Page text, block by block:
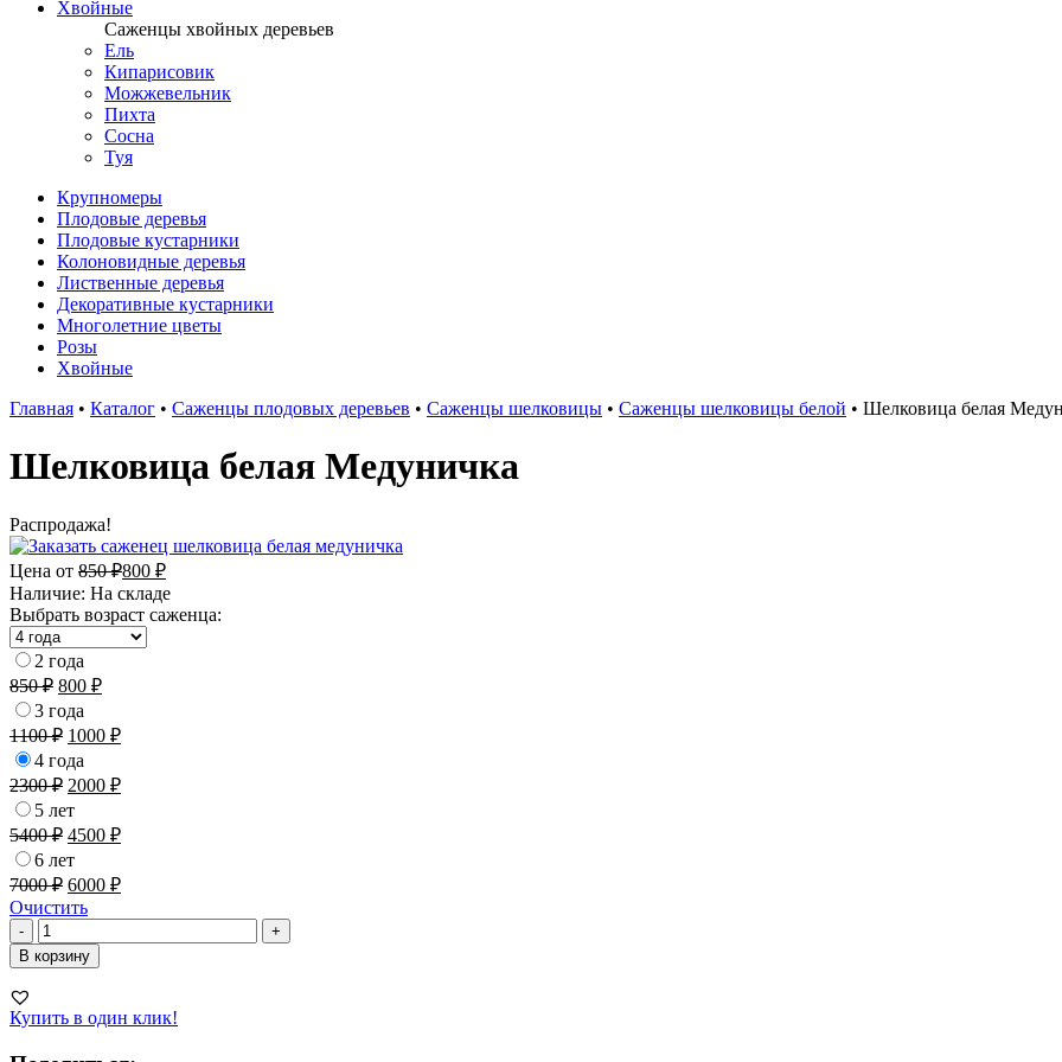
Хвойные
Саженцы хвойных деревьев
Ель
Кипарисовик
Можжевельник
Пихта
Сосна
Туя
Крупномеры
Плодовые деревья
Плодовые кустарники
Колоновидные деревья
Лиственные деревья
Декоративные кустарники
Многолетние цветы
Розы
Хвойные
Главная • Каталог • Саженцы плодовых деревьев • Саженцы шелковицы • Саженцы шелковицы белой • Шелковица белая
Шелковица белая Медуничка
Распродажа!
Цена от 850₽800 ₽
Наличие: На складе
Выбрать возраст саженца:
2 года
850₽ 800 ₽
3 года
1100₽ 1000 ₽
4 года
2300₽ 2000 ₽
5 лет
5400₽ 4500 ₽
6 лет
7000₽ 6000 ₽
Очистить
-
Количество
товара
Шелковица
Медуничка
+
В корзину
Купить в один клик!